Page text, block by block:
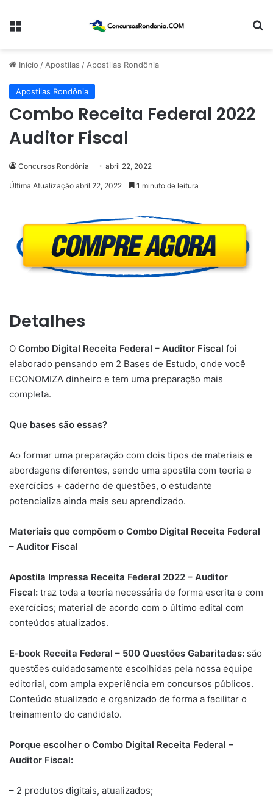
Menu
Início /Apostilas /Apostilas Rondônia
Apostilas Rondônia
Combo Receita Federal 2022
Auditor Fiscal
Concursos Rondônia abril 22, 2022
Última Atualização abril 22, 2022 1 minuto de leitura
Detalhes
O Combo Digital Receita Federal – Auditor Fiscal foi
elaborado pensando em 2 Bases de Estudo, onde você
ECONOMIZA dinheiro e tem uma preparação mais
completa.
Que bases são essas?
Ao formar uma preparação com dois tipos de materiais e
abordagens diferentes, sendo uma apostila com teoria e
exercícios + caderno de questões, o estudante
potencializa ainda mais seu aprendizado.
Materiais que compõem o Combo Digital Receita Federal
– Auditor Fiscal
Apostila Impressa Receita Federal 2022 – Auditor
Fiscal: traz toda a teoria necessária de forma escrita e com
exercícios; material de acordo com o último edital com
conteúdos atualizados.
E-book Receita Federal – 500 Questões Gabaritadas: são
questões cuidadosamente escolhidas pela nossa equipe
editorial, com ampla experiência em concursos públicos.
Conteúdo atualizado e organizado de forma a facilitar o
treinamento do candidato.
Porque escolher o Combo Digital Receita Federal –
Auditor Fiscal:
– 2 produtos digitais, atualizados;